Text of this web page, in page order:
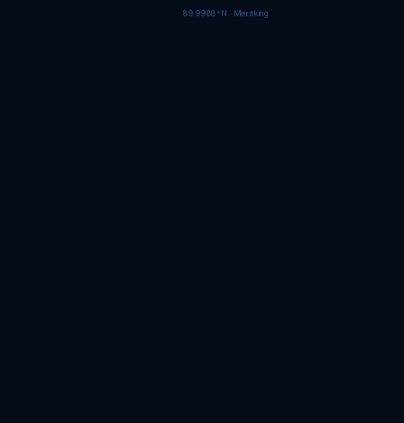
89.9986°N · Meritking